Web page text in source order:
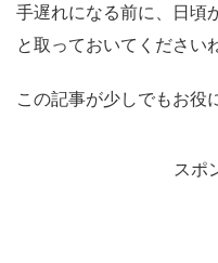
手遅れになる前に、日頃
と取っておいてください
この記事が少しでもお役
スポ